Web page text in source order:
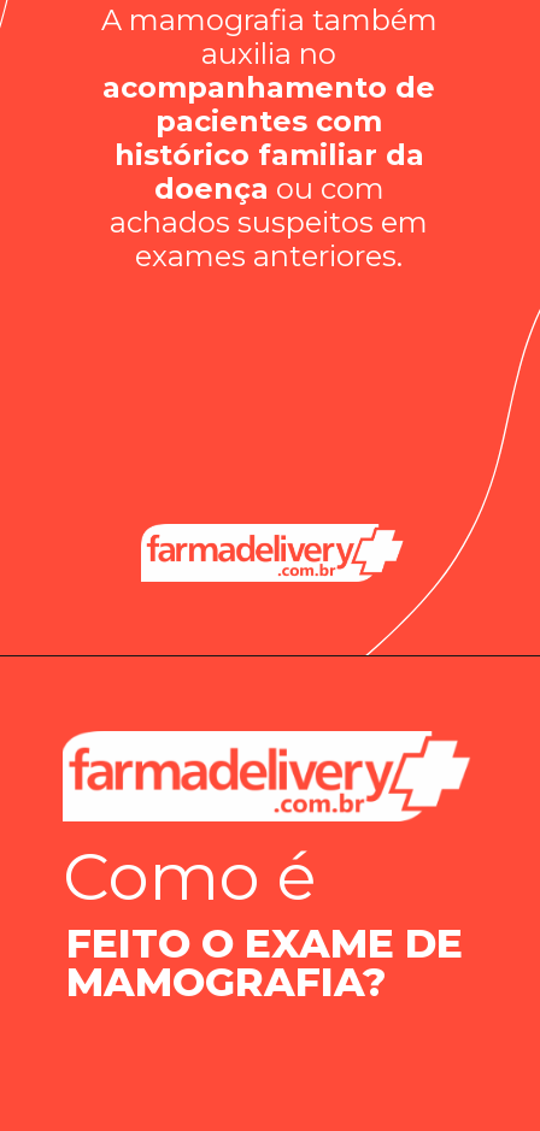
A mamografia também
auxilia no
acompanhamento de
pacientes com
histórico familiar da
doença ou com
achados suspeitos em
exames anteriores.
FEITO O EXAME DE
MAMOGRAFIA?
Como é